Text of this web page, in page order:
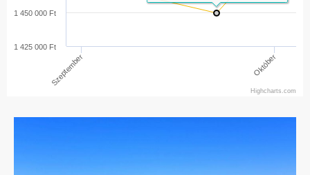
Szeptember Október
1 425 000 Ft
1 450 000 Ft
Highcharts.com